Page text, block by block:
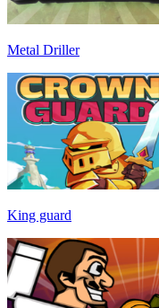
Metal Driller
King guard